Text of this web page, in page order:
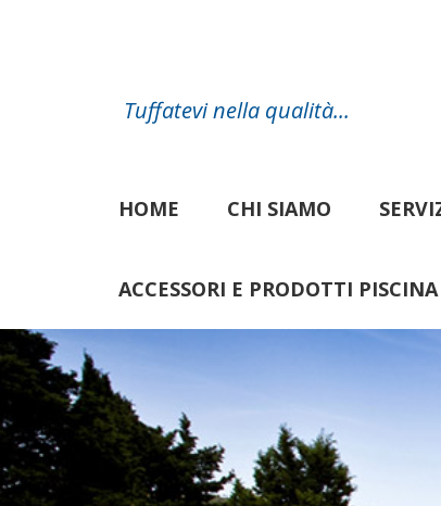
Tuffatevi nella qualità...
HOME CHI SIAMO
ACCESSORI E PRODOTTI PISCINA